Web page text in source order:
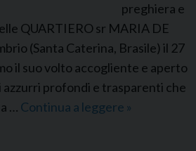
preghiera e
QUARTIERO sr MARIA DE
(Santa Caterina, Brasile) il 27
il suo volto accogliente e aperto
azzurri profondi e trasparenti che
… Continua a leggere F
»